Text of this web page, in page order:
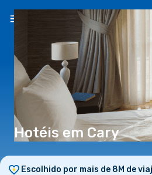
Hotéis em Cary
Escolhido por mais de 8M de